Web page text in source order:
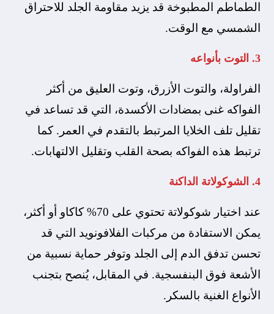
الطماطم المطبوخة قد يزيد مقاومة الجلد للاحتراق
الشمسي مع الوقت.
3. التوت بأنواعه
الفراولة، والتوت الأزرق، وتوت العليق من أكثر
الفواكه غنى بمضادات الأكسدة، التي قد تساعد في
تقليل تلف الخلايا المرتبط بالتقدم في العمر. كما
ترتبط هذه الفواكه بصحة القلب وتقليل الالتهابات.
4. الشوكولاتة الداكنة
عند اختيار شوكولاتة تحتوي على 70% كاكاو أو أكثر،
يمكن الاستفادة من مركبات الفلافونويد التي قد
تحسن تدفق الدم إلى الجلد وتوفر حماية نسبية من
الأشعة فوق البنفسجية. في المقابل، يُنصح بتجنب
الأنواع الغنية بالسكر.